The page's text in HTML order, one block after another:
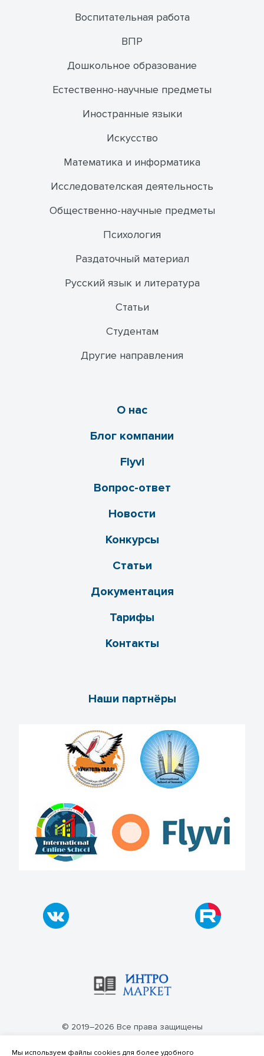
Воспитательная работа
ВПР
Дошкольное образование
Естественно-научные предметы
Иностранные языки
Искусство
Математика и информатика
Исследователская деятельность
Общественно-научные предметы
Психология
Раздаточный материал
Русский язык и литература
Статьи
Студентам
Другие направления
О нас
Блог компании
Flyvi
Вопрос-ответ
Новости
Конкурсы
Статьи
Документация
Тарифы
Контакты
Наши партнёры
© 2019–2026 Все права защищены
Политика конфиденциальности
Мы используем файлы cookies для более удобного